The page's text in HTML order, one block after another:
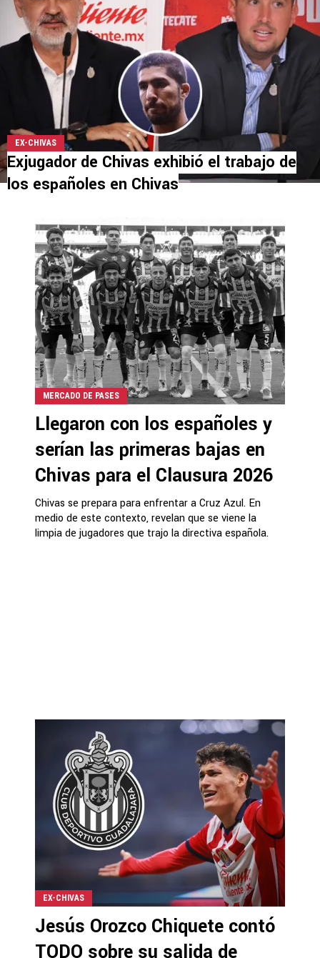
EX-CHIVAS
Exjugador de Chivas exhibió el trabajo de
los españoles en Chivas
MERCADO DE PASES
Llegaron con los españoles y
serían las primeras bajas en
Chivas para el Clausura 2026
Chivas se prepara para enfrentar a Cruz Azul. En
medio de este contexto, revelan que se viene la
limpia de jugadores que trajo la directiva española.
EX-CHIVAS
Jesús Orozco Chiquete contó
TODO sobre su salida de